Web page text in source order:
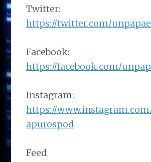
Twitter:
https://twitter.com/
Facebook:
https://facebook.com/
Instagram:
https://
apurospod
Feed